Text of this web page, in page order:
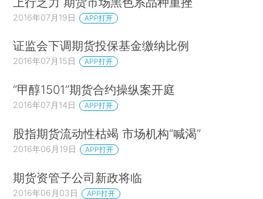
2016年07月19日 APP打开
证监会下调期货投保基金缴纳比例
2016年07月15日 APP打开
“甲醇1501”期货合约操纵案开庭
2016年07月14日 APP打开
股指期货流动性枯竭 市场机构“喊渴”
2016年06月19日 APP打开
期货资管子公司新政将临
2016年06月03日 APP打开